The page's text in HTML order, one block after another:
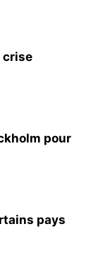
crise
pour
pays